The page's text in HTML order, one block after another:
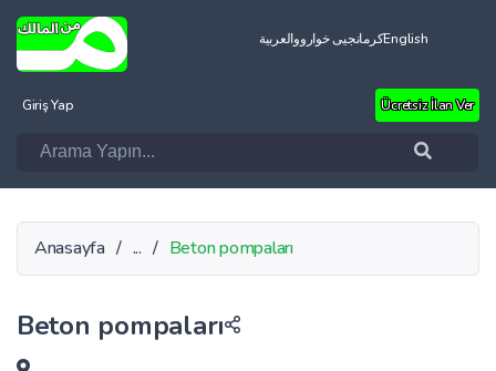
العربيةکرمانجیی خوارووEnglish
Giriş Yap Ücretsiz İlan Ver
Anasayfa / ... / Beton pompaları
Beton pompaları